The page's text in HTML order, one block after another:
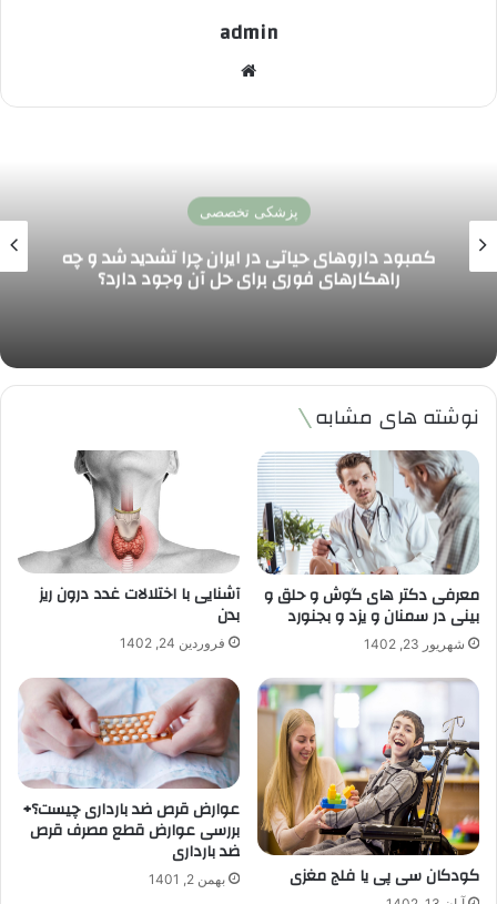
admin
پزشکی تخصصی
کمبود داروهای حیاتی در ایران چرا تشدید شد و چه
راهکارهای فوری برای حل آن وجود دارد؟
نوشته های مشابه
معرفی دکتر های گوش و حلق و
بینی در سمنان و یزد و بجنورد
شهریور 23, 1402
آشنایی با اختلالات غدد درون ریز
بدن
فروردین 24, 1402
کودکان سی پی یا فلج مغزی
عوارض قرص ضد بارداری چیست؟+
بررسی عوارض قطع مصرف قرص
ضد بارداری
بهمن 2, 1401